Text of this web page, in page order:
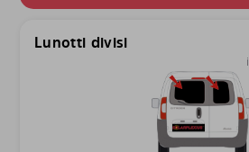
Lunotti divisi